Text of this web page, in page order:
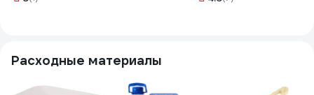
Расходные материалы